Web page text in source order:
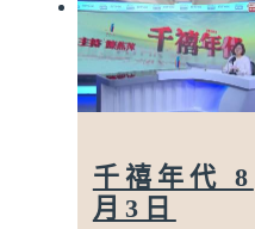
渗漏
访问：屯门区议
员 钟健峰
访问：香港工程
师学会土木分部
主题：规管网约
车新例生效 综合
笔试即日接受报
千禧年代 8
月3日